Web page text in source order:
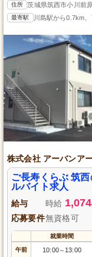
住所 茨城県筑西市小川前
最寄駅 川島駅から0.7km
株式会社 アーバンア
ご長寿くらぶ 筑
ルバイト求人
給与 時給 1,074
応募要件無資格可
就業時間
午前 10:00～ 13:00